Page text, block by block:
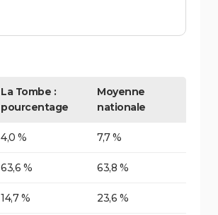
La Tombe :
pourcentage
Moyenne
nationale
4,0 % 7,7 %
63,6 % 63,8 %
14,7 % 23,6 %